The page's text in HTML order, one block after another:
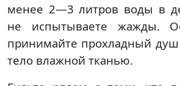
менее 2—3 литров воды в
не испытываете жажды.
принимайте прохладный душ
тело влажной тканью.